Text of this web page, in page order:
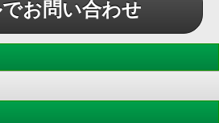
お問い合わせ